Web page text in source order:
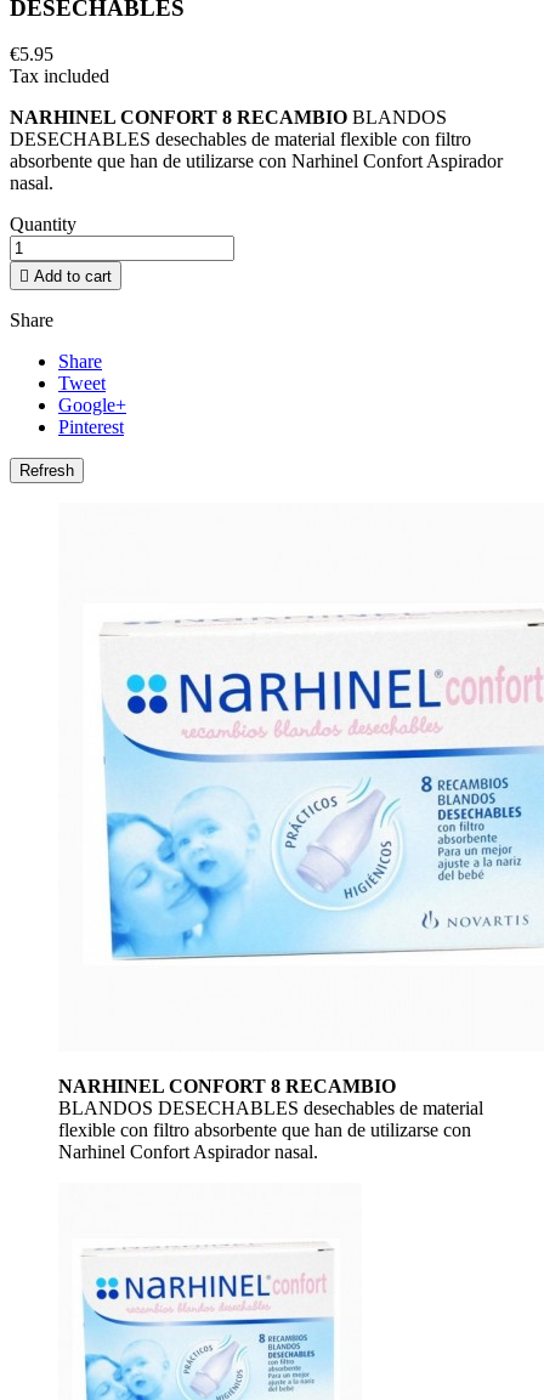
DESECHABLES
€5.95
Tax included
NARHINEL CONFORT 8 RECAMBIO BLANDOS
DESECHABLES desechables de material flexible con filtro
absorbente que han de utilizarse con Narhinel Confort Aspirador
nasal.
Quantity
 Add to cart
Share
Share
Tweet
Google+
Pinterest
NARHINEL CONFORT 8 RECAMBIO
BLANDOS DESECHABLES desechables de material
flexible con filtro absorbente que han de utilizarse con
Narhinel Confort Aspirador nasal.